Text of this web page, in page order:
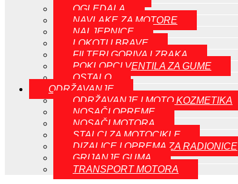
OGLEDALA
NAVLAKE ZA MOTORE
NALJEPNICE
LOKOTI I BRAVE
FILTERI GORIVA I ZRAKA
POKLOPCI VENTILA ZA GUME
OSTALO
ODRŽAVANJE
ODRŽAVANJE I MOTO KOZMETIKA
NOSAČI OPREME
NOSAČI MOTORA
STALCI ZA MOTOCIKLE
DIZALICE I OPREMA ZA RADIONICE
GRIJANJE GUMA
TRANSPORT MOTORA